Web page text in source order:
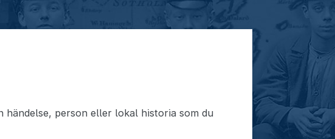
händelse, person eller lokal historia som du